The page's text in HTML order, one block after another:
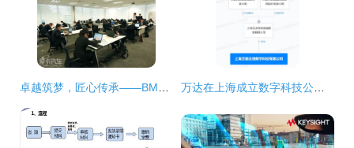
卓越筑梦，匠心传承——BMW中国售后服务技能大赛上海完美收官 万达在上海成立数字科技公司，布局互联网销售与网络技术服务